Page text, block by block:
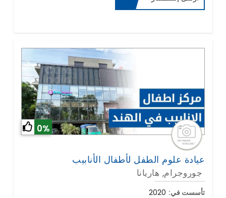
0%
عيادة علوم الطفل لأطفال الأنابيب
جوروجرام, هاريانا
تأسست في: 2020